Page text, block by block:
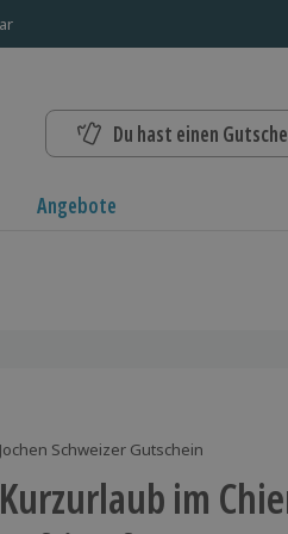
Du hast einen
Angebote
Jochen Schweizer Gutschein
Kurzurlaub im